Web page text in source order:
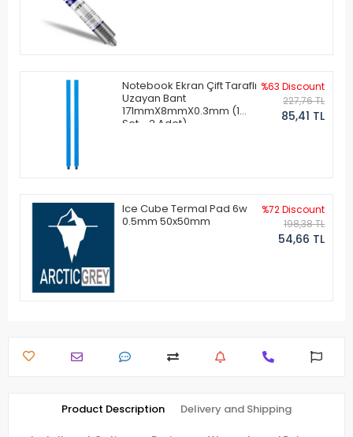
Notebook Ekran Çift Taraflı
Uzayan Bant
171mmX8mmX0.3mm (1
Set - 2 Adet)
%63 Discount
227,76 TL
85,41 TL
Ice Cube Termal Pad 6w
0.5mm 50x50mm
%72 Discount
198,38 TL
54,66 TL
Product Description Delivery and Shipping